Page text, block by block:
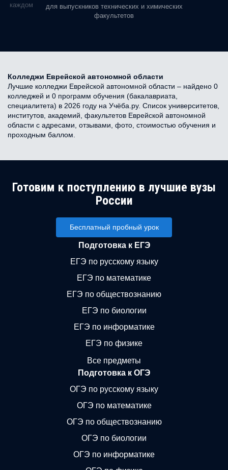
в каждом
для выпускников технических и химических
факультетов
Колледжи Еврейской автономной области
Лучшие колледжи Еврейской автономной области – найдено 0
колледжей и 0 программ обучения (бакалавриата,
специалитета) в 2026 году на Учёба.ру. Список университетов,
институтов, академий, факультетов Еврейской автономной
области с адресами, отзывами, фото, стоимостью обучения и
проходным баллом.
Готовим к поступлению в лучшие вузы
России
Бесплатный пробный урок
Подготовка к ЕГЭ
ЕГЭ по русскому языку
ЕГЭ по математике
ЕГЭ по обществознанию
ЕГЭ по биологии
ЕГЭ по информатике
ЕГЭ по физике
Все предметы
Подготовка к ОГЭ
ОГЭ по русскому языку
ОГЭ по математике
ОГЭ по обществознанию
ОГЭ по биологии
ОГЭ по информатике